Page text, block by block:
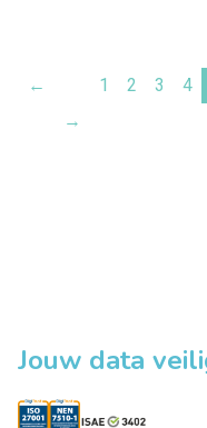
← 1 2 3 4
→
Jouw data